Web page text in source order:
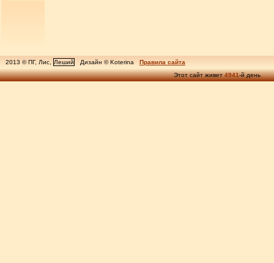
2013 © ПГ, Лис, Леший Дизайн © Koterina
Правила сайта
Этот сайт живет4941-й день